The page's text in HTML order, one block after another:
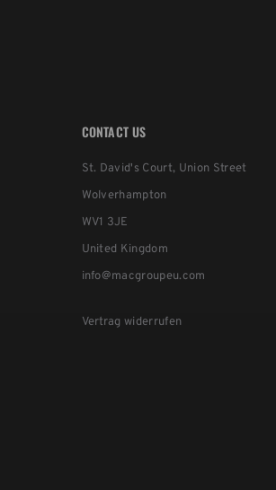
CONTACT US
St. David's Court, Union Street
Wolverhampton
WV1 3JE
United Kingdom
info@macgroupeu.com
Vertrag widerrufen